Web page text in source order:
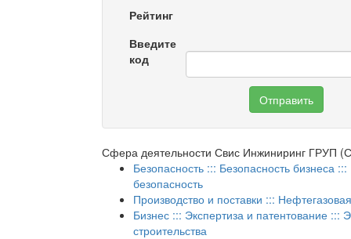
Рейтинг
Введите
код
Отправить
Сфера деятельности Свис Инжиниринг ГРУП
Безопасность ::: Безопасность бизнеса
безопасность
Производство и поставки :::
Бизнес ::: Экспертиза и патентование :::
строительства